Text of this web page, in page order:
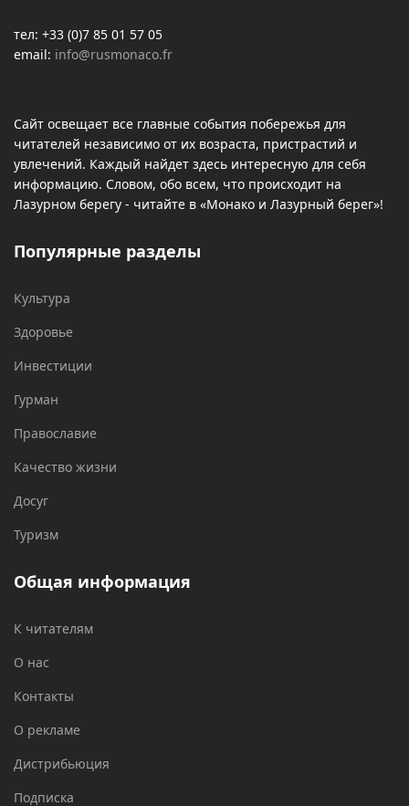
тел: +33 (0)7 85 01 57 05
email: info@rusmonaco.fr
Сайт освещает все главные события побережья для
читателей независимо от их возраста, пристрастий и
увлечений. Каждый найдет здесь интересную для себя
информацию. Словом, обо всем, что происходит на
Лазурном берегу - читайте в «Монако и Лазурный берег»!
Популярные разделы
Культура
Здоровье
Инвестиции
Гурман
Православие
Качество жизни
Досуг
Туризм
Общая информация
К читателям
О нас
Контакты
О рекламе
Дистрибьюция
Подписка